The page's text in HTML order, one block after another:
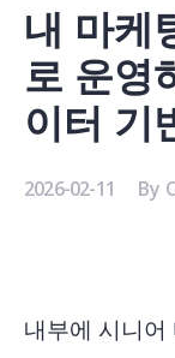
내 마케
로 운영
이터 기
2026-02-11 By
내부에 시니